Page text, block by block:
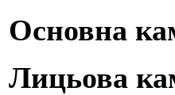
Основна
Лицьова